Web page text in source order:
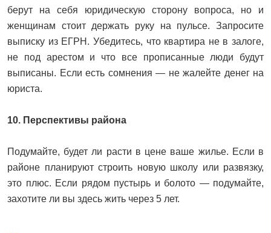
берут на себя юридическую сторону вопроса, но и
женщинам стоит держать руку на пульсе. Запросите
выписку из ЕГРН. Убедитесь, что квартира не в залоге,
не под арестом и что все прописанные люди будут
выписаны. Если есть сомнения — не жалейте денег на
юриста.
10. Перспективы района
Подумайте, будет ли расти в цене ваше жилье. Если в
районе планируют строить новую школу или развязку,
это плюс. Если рядом пустырь и болото — подумайте,
захотите ли вы здесь жить через 5 лет.